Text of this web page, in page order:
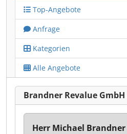
Top-Angebote
Anfrage
Kategorien
Alle Angebote
Brandner Revalue
Herr Michael Brandner